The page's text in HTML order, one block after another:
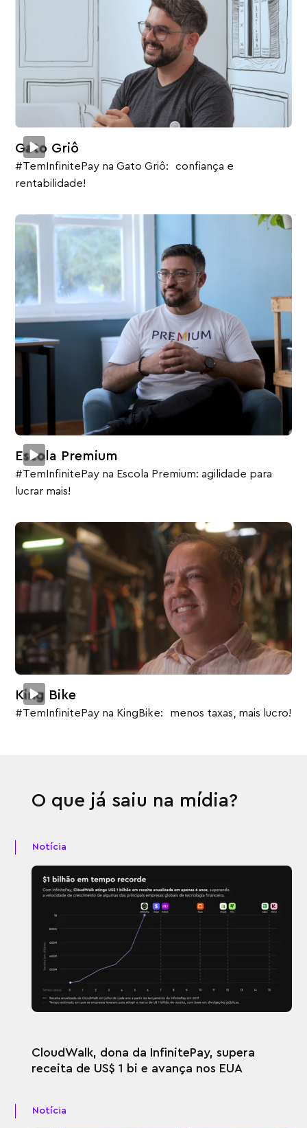
Gato Griô
#TemInfinitePay na Gato Griô: confiança e
rentabilidade!
Escola Premium
#TemInfinitePay na Escola Premium: agilidade para
lucrar mais!
King Bike
#TemInfinitePay na KingBike: menos taxas, mais lucro!
O que já saiu na mídia?
Notícia
CloudWalk, dona da InfinitePay, supera
receita de US$ 1 bi e avança nos EUA
Notícia